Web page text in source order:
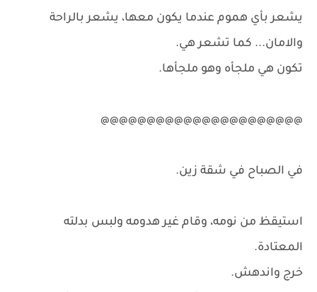
يشعر بأي هموم عندما يكون معها، يشعر بالراحة
والامان... كما تشعر هي.
تكون هي ملجأه وهو ملجأها.
@@@@@@@@@@@@@@@@@@@@@@
في الصباح في شقة زين.
استيقظ من نومه، وقام غير هدومه ولبس بدلته
المعتادة.
خرج واندهش.